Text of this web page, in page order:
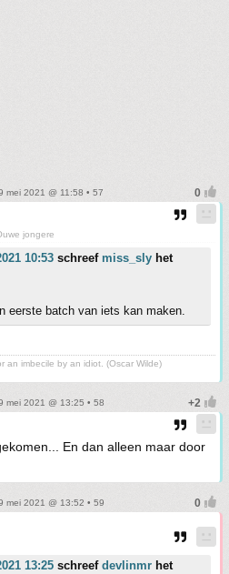
mei 2021 @ 11:58 • 57
jongere
10:53 schreef miss_sly het
eerste batch van iets kan maken.
an imbecile by an idiot. (Oscar Wilde)
mei 2021 @ 13:25 • 58
En dan alleen maar door
mei 2021 @ 13:52 • 59
13:25 schreef devlinmr het